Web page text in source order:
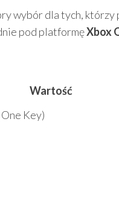
wybór dla tych,
pod platformęXbox
Wartość
Key)